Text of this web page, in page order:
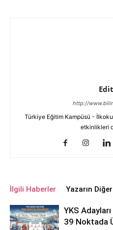
http://
Türkiye Eğitim Kampüsü -
etkinlikleri
İlgili Haberler Yazarın
YKS
39 Noktada